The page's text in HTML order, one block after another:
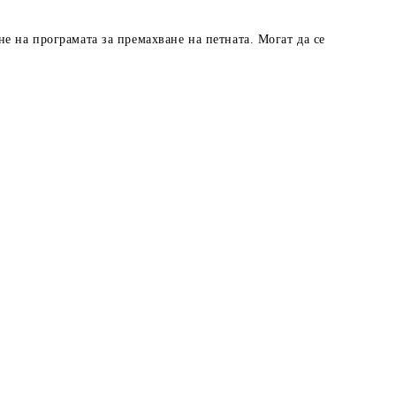
на програмата за премахване на петната. Могат да се